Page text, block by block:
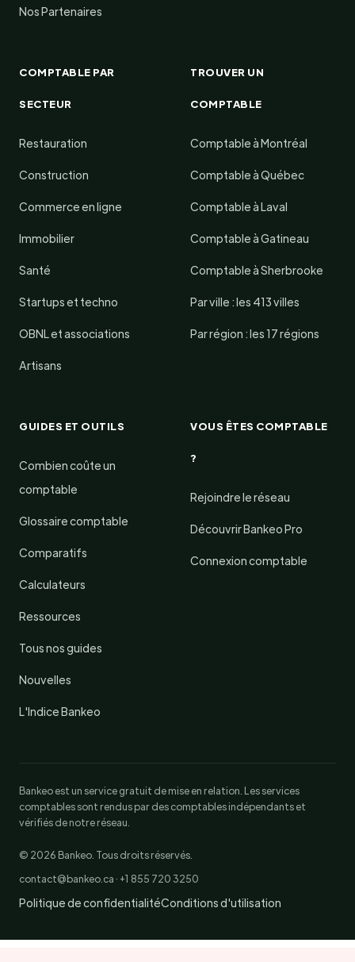
Nos Partenaires
COMPTABLE PAR
SECTEUR
Restauration
Construction
Commerce en ligne
Immobilier
Santé
Startups et techno
OBNL et associations
Artisans
TROUVER UN
COMPTABLE
Comptable à Montréal
Comptable à Québec
Comptable à Laval
Comptable à Gatineau
Comptable à Sherbrooke
Par ville : les 413 villes
Par région : les 17 régions
GUIDES ET OUTILS
Combien coûte un
comptable
Glossaire comptable
Comparatifs
Calculateurs
Ressources
Tous nos guides
Nouvelles
L'Indice Bankeo
VOUS ÊTES COMPTABLE
?
Rejoindre le réseau
Découvrir Bankeo Pro
Connexion comptable
Bankeo est un service gratuit de mise en relation. Les services
comptables sont rendus par des comptables indépendants et
vérifiés de notre réseau.
© 2026 Bankeo. Tous droits réservés.
contact@bankeo.ca · +1 855 720 3250
Politique de confidentialitéConditions d'utilisation